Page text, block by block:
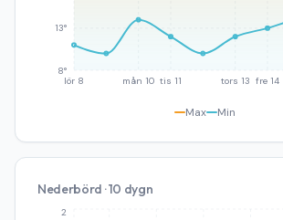
lör 8 mån 10 tis 11 tors 13 fre 14
8°
13°
Max Min
Nederbörd · 10 dygn
2